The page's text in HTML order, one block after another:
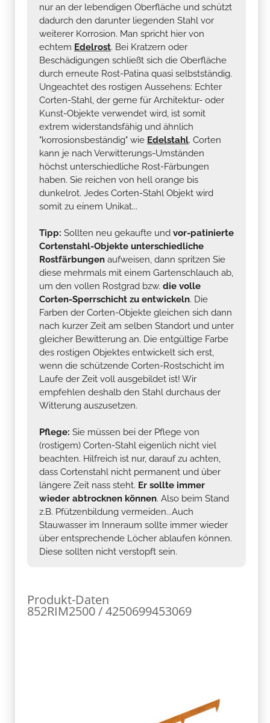
nur an der lebendigen Oberfläche und schützt
dadurch den darunter liegenden Stahl vor
weiterer Korrosion. Man spricht hier von
echtem Edelrost. Bei Kratzern oder
Beschädigungen schließt sich die Oberfläche
durch erneute Rost-Patina quasi selbstständig.
Ungeachtet des rostigen Aussehens: Echter
Corten-Stahl, der gerne für Architektur- oder
Kunst-Objekte verwendet wird, ist somit
extrem widerstandsfähig und ähnlich
"korrosionsbeständig" wie Edelstahl. Corten
kann je nach Verwitterungs-Umständen
höchst unterschiedliche Rost-Färbungen
haben. Sie reichen von hell orange bis
dunkelrot. Jedes Corten-Stahl Objekt wird
somit zu einem Unikat...
Tipp: Sollten neu gekaufte und vor-patinierte
Cortenstahl-Objekte unterschiedliche
Rostfärbungen aufweisen, dann spritzen Sie
diese mehrmals mit einem Gartenschlauch ab,
um den vollen Rostgrad bzw. die volle
Corten-Sperrschicht zu entwickeln. Die
Farben der Corten-Objekte gleichen sich dann
nach kurzer Zeit am selben Standort und unter
gleicher Bewitterung an. Die entgültige Farbe
des rostigen Objektes entwickelt sich erst,
wenn die schützende Corten-Rostschicht im
Laufe der Zeit voll ausgebildet ist! Wir
empfehlen deshalb den Stahl durchaus der
Witterung auszusetzen.
Pflege: Sie müssen bei der Pflege von
(rostigem) Corten-Stahl eigenlich nicht viel
beachten. Hilfreich ist nur, darauf zu achten,
dass Cortenstahl nicht permanent und über
längere Zeit nass steht. Er sollte immer
wieder abtrocknen können. Also beim Stand
z.B. Pfützenbildung vermeiden...Auch
Stauwasser im Inneraum sollte immer wieder
über entsprechende Löcher ablaufen können.
Diese sollten nicht verstopft sein.
Produkt-Daten
852RIM2500 / 4250699453069